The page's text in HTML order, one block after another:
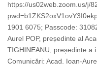
https://us02web.zoom.us/j/
1901 6075; Passcode:
Aurel POP, președinte al
TIGHINEANU, președinte
Comunicări: Acad. Ioan-